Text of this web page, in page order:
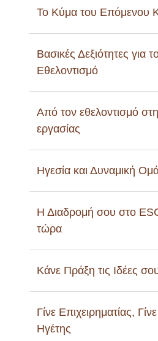
Το Κύμα του Επόμενου
Βασικές Δεξιότητες για
Εθελοντισμό
Από τον εθελοντισμό
εργασίας
Ηγεσία και Δυναμική
Η Διαδρομή σου στο
τώρα
Κάνε Πράξη τις Ιδέες
Γίνε Επιχειρηματίας,
Ηγέτης